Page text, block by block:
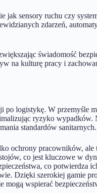
jak sensory ruchu czy
zdarzeń,
świadomość
na kulturę pracy i
logistykę. W
ryzyko wypadków.
standardów sanitarnych.
ochrony pracowników,
co jest kluczowe w
co
Dzięki szerokiej gamie
wspierać